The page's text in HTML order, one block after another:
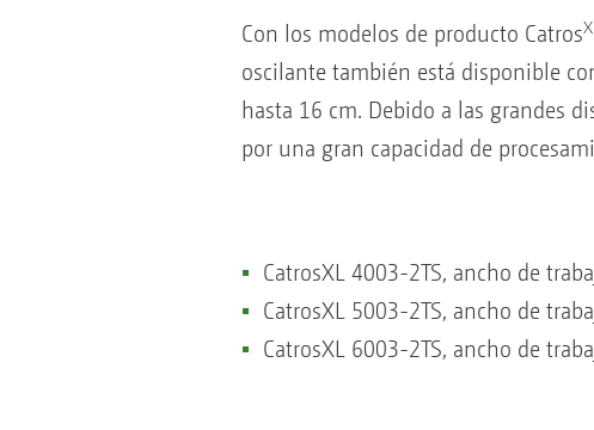
Con los modelos de producto Catros
oscilante también está disponible
hasta 16 cm. Debido a las grandes
por una gran capacidad de
CatrosXL 4003-2TS, ancho de
CatrosXL 5003-2TS, ancho de
CatrosXL 6003-2TS, ancho de